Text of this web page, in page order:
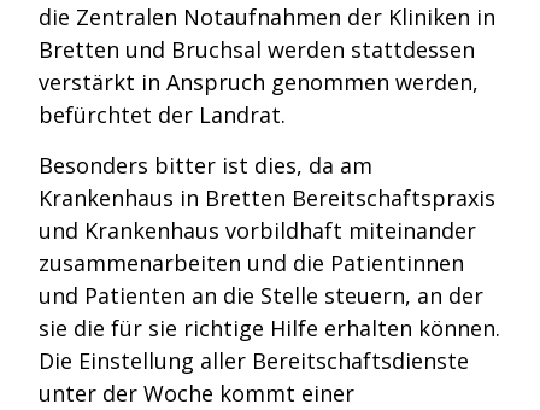
die Zentralen Notaufnahmen der Kliniken in
Bretten und Bruchsal werden stattdessen
verstärkt in Anspruch genommen werden,
befürchtet der Landrat.
Besonders bitter ist dies, da am
Krankenhaus in Bretten Bereitschaftspraxis
und Krankenhaus vorbildhaft miteinander
zusammenarbeiten und die Patientinnen
und Patienten an die Stelle steuern, an der
sie die für sie richtige Hilfe erhalten können.
Die Einstellung aller Bereitschaftsdienste
unter der Woche kommt einer